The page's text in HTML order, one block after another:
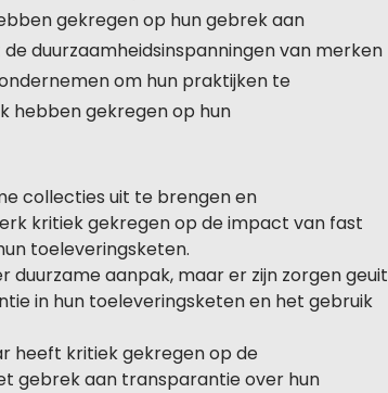
gekregen op hun gebrek aan
duurzaamheidsinspanningen van merken
om hun praktijken te
hebben gekregen op hun
collecties uit te brengen en
kritiek gekregen op de impact van fast
toeleveringsketen.
duurzame aanpak, maar er zijn zorgen geuit
in hun toeleveringsketen en het gebruik
heeft kritiek gekregen op de
gebrek aan transparantie over hun